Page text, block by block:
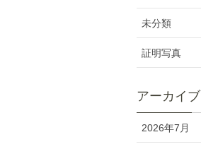
未分類
証明写真
アーカイブ
2026年7月